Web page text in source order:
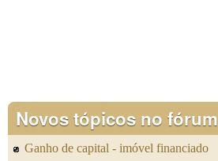
Novos tópicos no fórum
Ganho de capital - imóvel financiado